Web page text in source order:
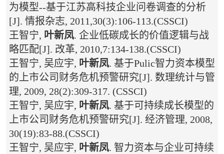
为模型--基于江苏高科技企业问卷调查的分析
[J]. 情报杂志, 2011,30(3):106-113.(CSSCI)
王智宁, 叶新凤. 企业低碳成长的价值逻辑与战
略匹配[J]. 改革, 2010,7:134-138.(CSSCI)
王智宁, 吴应宇, 叶新凤. 基于Pulic智力资本模型
的上市公司财务危机预警研究[J]. 数理统计与管
理, 2009, 28(2):309-317. (CSSCI)
王智宁, 吴应宇, 叶新凤. 基于可持续成长模型的
上市公司财务危机预警研究[J]. 经济管理, 2008,
30(19):83-88.(CSSCI)
王智宁, 吴应宇, 叶新凤. 智力资本与企业可持续